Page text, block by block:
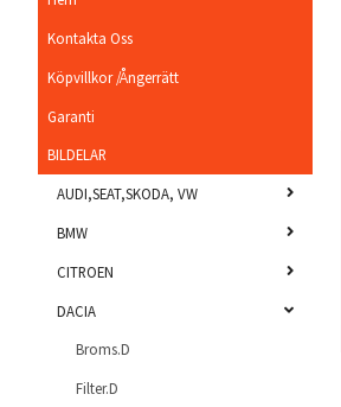
Kontakta Oss
Köpvillkor /Ångerrätt
Garanti
BILDELAR
AUDI,SEAT,SKODA, VW
BMW
CITROEN
DACIA
Broms.D
Filter.D